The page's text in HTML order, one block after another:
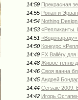
14:59 Прекрасная
14:55 Ронан и
14:54 Nothing
14:53 «Репликанты.
14:51
14:50 Конкурс
14:49 FX Balléry
14:48 Живое тепло
14:46 Своя ванна
14:45 Андрей
14:44 Cersaie 2009.
14:42 Игорь